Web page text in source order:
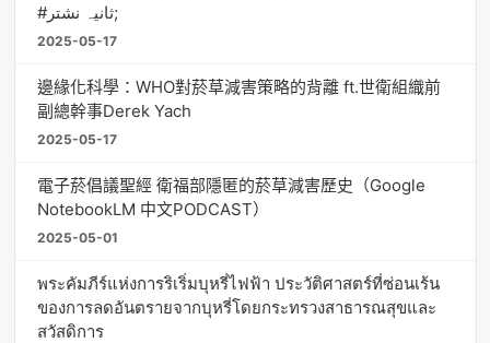
#ثانیہ نشتر;
2025-05-17
邊緣化科學：WHO對菸草減害策略的背離 ft.世衛組織前
副總幹事Derek Yach
2025-05-17
電子菸倡議聖經 衛福部隱匿的菸草減害歷史（Google
NotebookLM 中文PODCAST）
2025-05-01
พระคัมภีร์แห่งการริเริ่มบุหรี่ไฟฟ้า ประวัติศาสตร์ที่ซ่อนเร้น
ของการลดอันตรายจากบุหรี่โดยกระทรวงสาธารณสุขและ
สวัสดิการ